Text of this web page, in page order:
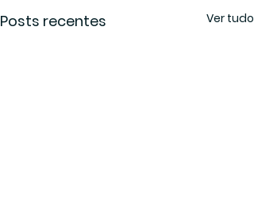
Posts recentes Ver tudo